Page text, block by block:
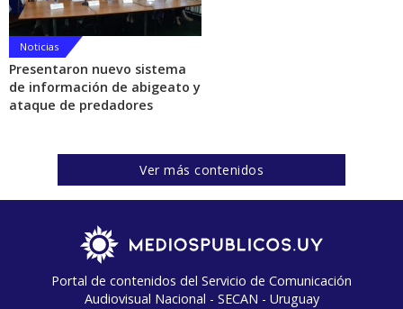
Noticias
Presentaron nuevo sistema
de información de abigeato y
ataque de predadores
Ver más contenidos
Portal de contenidos del Servicio de Comunicación
Audiovisual Nacional - SECAN - Uruguay